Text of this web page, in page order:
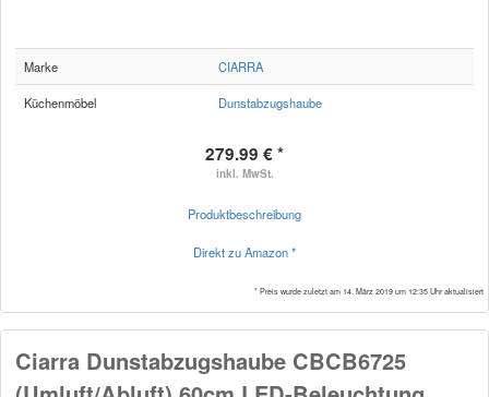
Marke CIARRA
Küchenmöbel Dunstabzugshaube
279.99 € *
inkl. MwSt.
Produktbeschreibung
Direkt zu Amazon *
* Preis wurde zuletzt am 14. März 2019 um 12:35 Uhr aktualisiert
Ciarra Dunstabzugshaube CBCB6725